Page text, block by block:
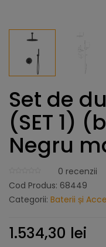
Set de
(SET 1)
Negru
0 recenzii
Cod Produs: 68449
Categorii: Baterii și
1.534,30 lei